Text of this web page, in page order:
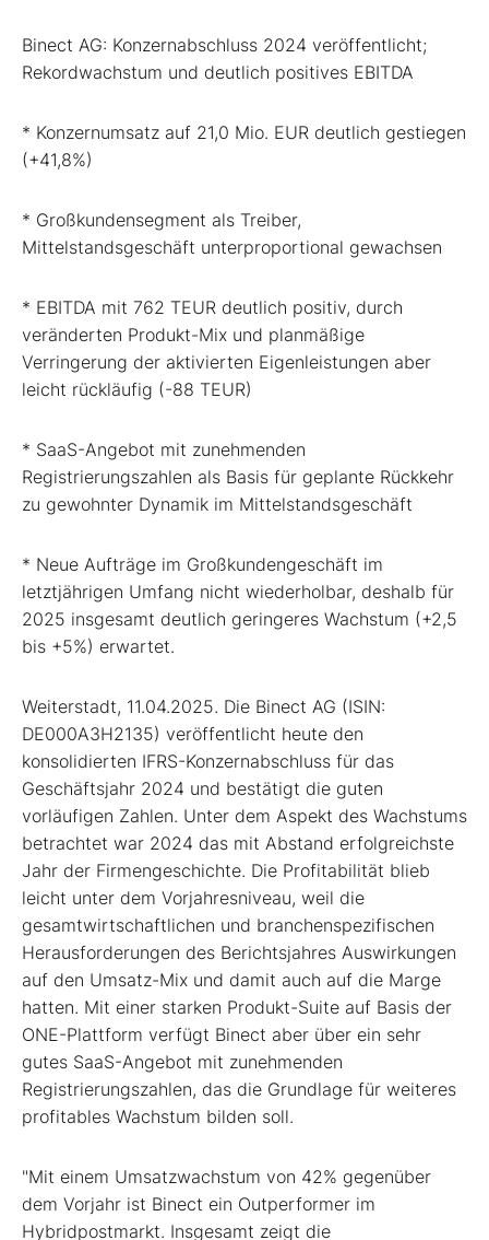
Binect AG: Konzernabschluss 2024 veröffentlicht;
Rekordwachstum und deutlich positives EBITDA
* Konzernumsatz auf 21,0 Mio. EUR deutlich gestiegen
(+41,8%)
* Großkundensegment als Treiber,
Mittelstandsgeschäft unterproportional gewachsen
* EBITDA mit 762 TEUR deutlich positiv, durch
veränderten Produkt-Mix und planmäßige
Verringerung der aktivierten Eigenleistungen aber
leicht rückläufig (-88 TEUR)
* SaaS-Angebot mit zunehmenden
Registrierungszahlen als Basis für geplante Rückkehr
zu gewohnter Dynamik im Mittelstandsgeschäft
* Neue Aufträge im Großkundengeschäft im
letztjährigen Umfang nicht wiederholbar, deshalb für
2025 insgesamt deutlich geringeres Wachstum (+2,5
bis +5%) erwartet.
Weiterstadt, 11.04.2025. Die Binect AG (ISIN:
DE000A3H2135) veröffentlicht heute den
konsolidierten IFRS-Konzernabschluss für das
Geschäftsjahr 2024 und bestätigt die guten
vorläufigen Zahlen. Unter dem Aspekt des Wachstums
betrachtet war 2024 das mit Abstand erfolgreichste
Jahr der Firmengeschichte. Die Profitabilität blieb
leicht unter dem Vorjahresniveau, weil die
gesamtwirtschaftlichen und branchenspezifischen
Herausforderungen des Berichtsjahres Auswirkungen
auf den Umsatz-Mix und damit auch auf die Marge
hatten. Mit einer starken Produkt-Suite auf Basis der
ONE-Plattform verfügt Binect aber über ein sehr
gutes SaaS-Angebot mit zunehmenden
Registrierungszahlen, das die Grundlage für weiteres
profitables Wachstum bilden soll.
"Mit einem Umsatzwachstum von 42% gegenüber
dem Vorjahr ist Binect ein Outperformer im
Hybridpostmarkt. Insgesamt zeigt die